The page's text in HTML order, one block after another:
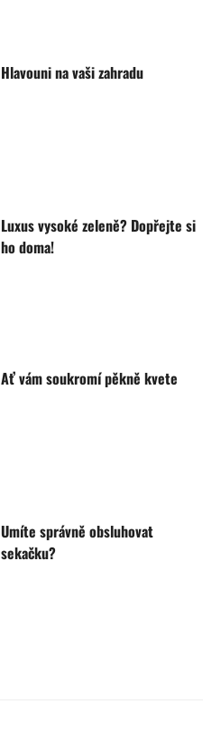
Hlavouni na vaši zahradu
Luxus vysoké zeleně? Dopřejte si
ho doma!
Ať vám soukromí pěkně kvete
Umíte správně obsluhovat
sekačku?